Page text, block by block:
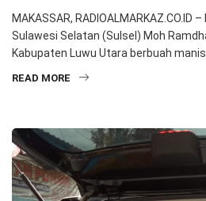
MAKASSAR, RADIOALMARKAZ.CO.ID
Sulawesi Selatan (Sulsel) Moh
Kabupaten Luwu Utara berbuah
READ MORE